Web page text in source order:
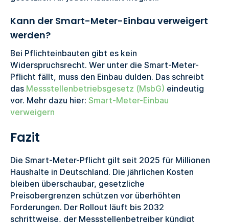
Kann der Smart-Meter-Einbau verweigert
werden?
Bei Pflichteinbauten gibt es kein
Widerspruchsrecht. Wer unter die Smart-Meter-
Pflicht fällt, muss den Einbau dulden. Das schreibt
das Messstellenbetriebsgesetz (MsbG) eindeutig
vor. Mehr dazu hier: Smart-Meter-Einbau
verweigern
Fazit
Die Smart-Meter-Pflicht gilt seit 2025 für Millionen
Haushalte in Deutschland. Die jährlichen Kosten
bleiben überschaubar, gesetzliche
Preisobergrenzen schützen vor überhöhten
Forderungen. Der Rollout läuft bis 2032
schrittweise, der Messstellenbetreiber kündigt